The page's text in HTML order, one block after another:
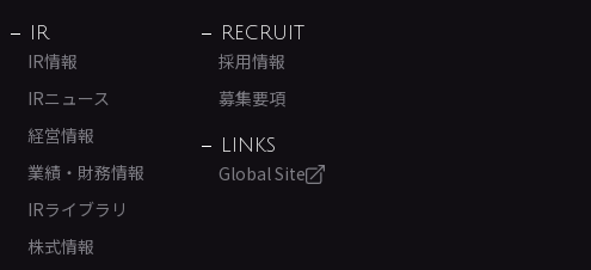
IR
IR情報
IRニュース
経営情報
業績・財務情報
IRライブラリ
株式情報
RECRUIT
採用情報
募集要項
LINKS
Global Site